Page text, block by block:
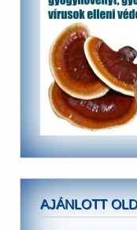
AJÁNLOTT